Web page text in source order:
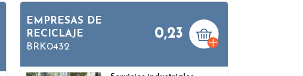
EMPRESAS DE
RECICLAJE
BRK0432
0,23